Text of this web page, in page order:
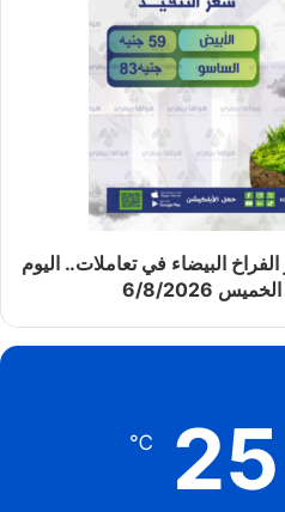
البيضاء في تعاملات.. اليوم
6/8/2026
25
℃